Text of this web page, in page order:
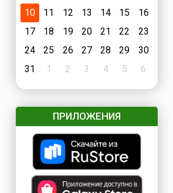
10
11 12 13 14 15
16
17
18 19 20 21 22
23
24
25 26 27 28 29
30
31
1 2 3 4 5 6
ПРИЛОЖЕНИЯ